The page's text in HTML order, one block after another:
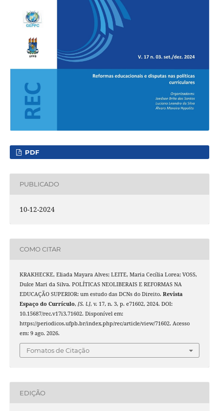
PDF
PUBLICADO
10-12-2024
COMO CITAR
KRAKHECKE, Eliada Mayara Alves; LEITE, Maria Cecília Lorea; VOSS,
Dulce Mari da Silva. POLÍTICAS NEOLIBERAIS E REFORMAS NA
EDUCAÇÃO SUPERIOR: um estudo das DCNs do Direito. Revista
Espaço do Currículo, [S. l.], v. 17, n. 3, p. e71602, 2024. DOI:
10.15687/rec.v17i3.71602. Disponível em:
https://periodicos.ufpb.br/index.php/rec/article/view/71602. Acesso
em: 9 ago. 2026.
Fomatos de Citação
EDIÇÃO